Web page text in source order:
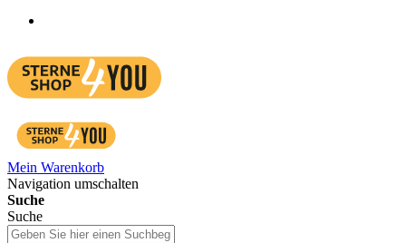
Mein Warenkorb
Navigation umschalten
Suche
Suche